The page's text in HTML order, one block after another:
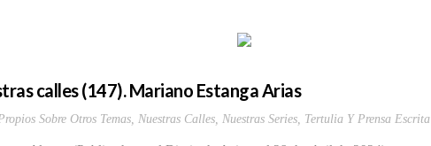
calles (147). Mariano Estanga Arias
Sobre Otros Temas, Nuestras Calles, Nuestras Series, Tertulia Y Prensa Escrita